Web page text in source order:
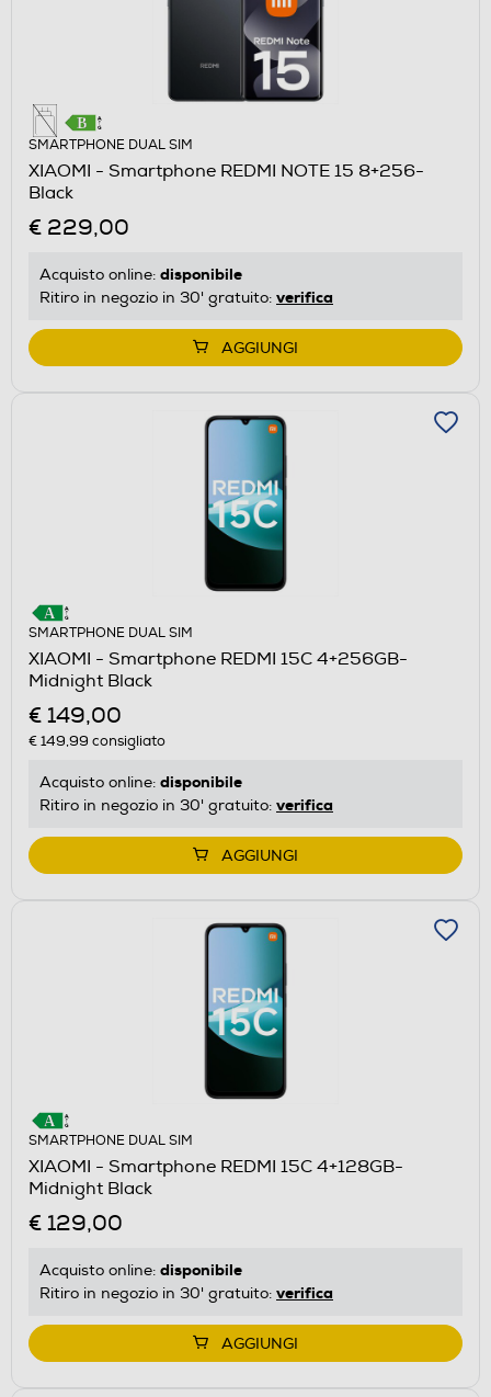
SMARTPHONE DUAL SIM
XIAOMI - Smartphone REDMI NOTE 15 8+256-
Black
€ 229,00
Acquisto online: disponibile
Ritiro in negozio in 30' gratuito: verifica
AGGIUNGI
SMARTPHONE DUAL SIM
XIAOMI - Smartphone REDMI 15C 4+256GB-
Midnight Black
€ 149,00
€ 149,99 consigliato
Acquisto online: disponibile
Ritiro in negozio in 30' gratuito: verifica
AGGIUNGI
SMARTPHONE DUAL SIM
XIAOMI - Smartphone REDMI 15C 4+128GB-
Midnight Black
€ 129,00
Acquisto online: disponibile
Ritiro in negozio in 30' gratuito: verifica
AGGIUNGI